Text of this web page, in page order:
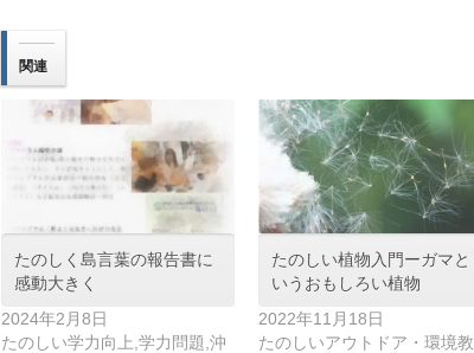
関連
たのしく島言葉の報告書に
感動大きく
2024年2月8日
たのしい学力向上,学力問題,沖
たのしい植物入門ーガマと
いうおもしろい植物
2022年11月18日
たのしいアウトドア・環境教